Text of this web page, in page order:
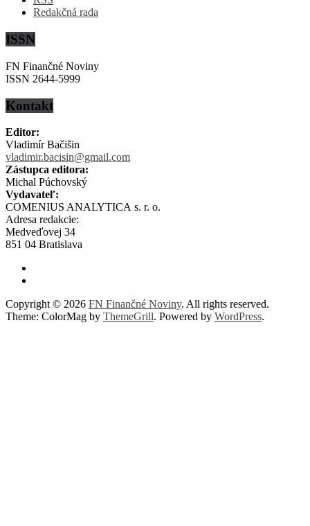
Redakčná rada
ISSN
FN Finančné Noviny
ISSN 2644-5999
Kontakt
Editor:
Vladimír Bačišin
vladimir.bacisin@gmail.com
Zástupca editora:
Michal Púchovský
Vydavateľ:
COMENIUS ANALYTICA s. r. o.
Adresa redakcie:
Medveďovej 34
851 04 Bratislava
Copyright © 2026 FN Finančné Noviny. All rights reserved.
Theme: ColorMag by ThemeGrill. Powered by WordPress.